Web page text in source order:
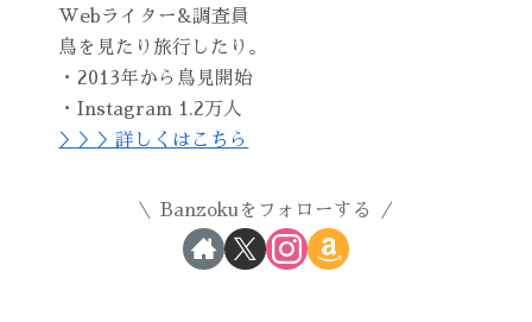
Webライター&調査員
鳥を見たり旅行したり。
・2013年から鳥見開始
・Instagram 1.2万人
＞＞＞詳しくはこちら
Banzokuをフォローする